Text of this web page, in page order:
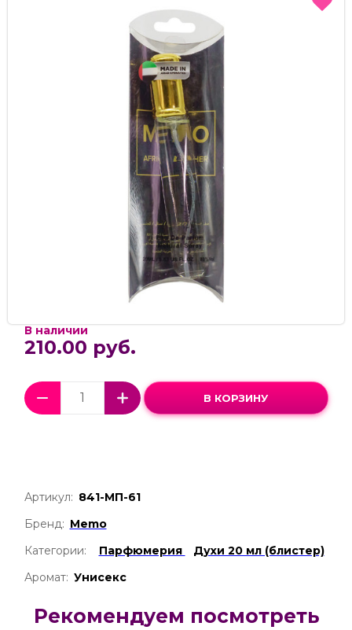
В наличии
210.00 руб.
В КОРЗИНУ
Артикул: 841-МП-61
Бренд: Memo
Категории:
Парфюмерия
Духи 20 мл (блистер)
Аромат: Унисекс
Рекомендуем посмотреть